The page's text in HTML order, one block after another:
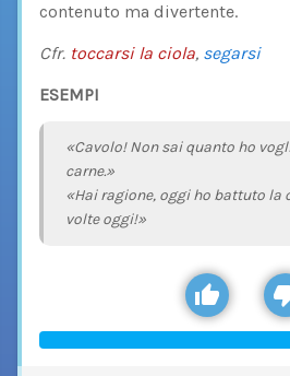
contenuto ma divertente.
Cfr. toccarsi la ciola, segarsi
ESEMPI
«Cavolo! Non sai quanto ho
carne.»
«Hai ragione, oggi ho battuto la
volte oggi!»